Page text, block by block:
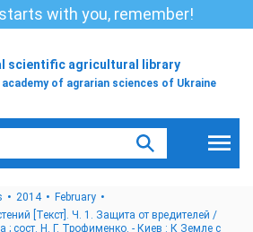
with you, remember!
scientific agricultural library
of agrarian sciences of Ukraine
2014
February
[Текст]. Ч. 1. Защита от вредителей /
; сост. Н. Г. Трофименко. - Киев : К Земле с